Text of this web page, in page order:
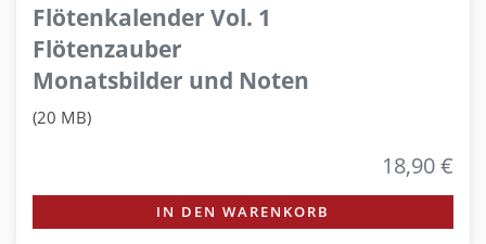
Flötenkalender Vol. 1
Flötenzauber
Monatsbilder und Noten
(20 MB)
18,90 €
IN DEN WARENKORB